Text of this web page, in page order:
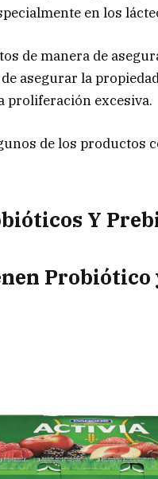
en los
de manera de
asegurar la
proliferación excesiva.
de los productos
Y